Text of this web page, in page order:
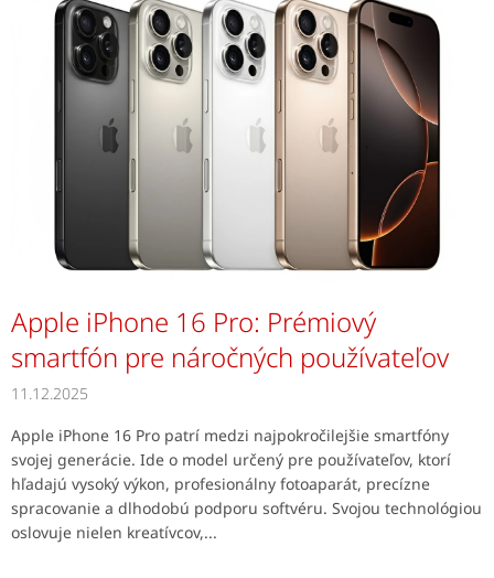
Apple iPhone 16 Pro: Prémiový
smartfón pre náročných používateľov
11.12.2025
Apple iPhone 16 Pro patrí medzi najpokročilejšie smartfóny
svojej generácie. Ide o model určený pre používateľov, ktorí
hľadajú vysoký výkon, profesionálny fotoaparát, precízne
spracovanie a dlhodobú podporu softvéru. Svojou technológiou
oslovuje nielen kreatívcov,...